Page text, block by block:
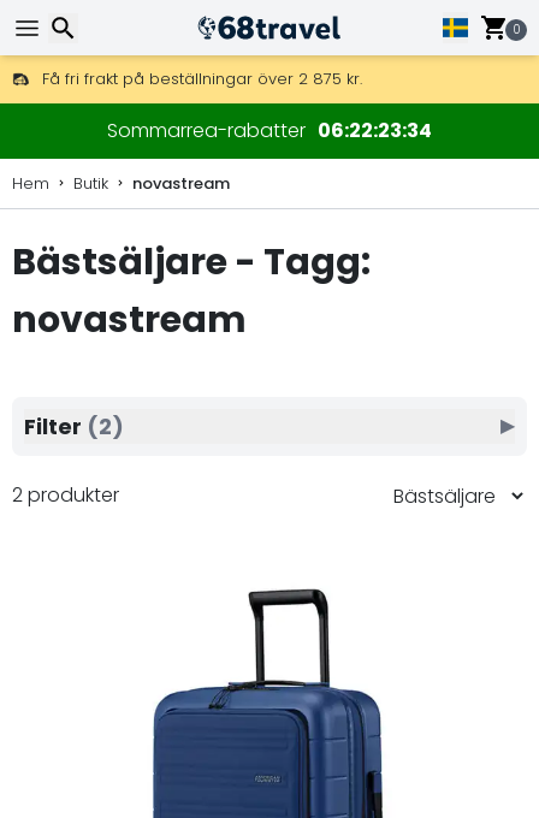
0
Få fri frakt på beställningar över 2 875 kr.
DHL Express över natten är också tillgängligt.
30 dagar för retur, 90 dagar för träkartor och dekorationer.
Sommarrea-rabatter 06 22 23 34
Hem Butik novastream
Bästsäljare - Tagg:
novastream
2 produkter
Filter (2) ▶
Sök